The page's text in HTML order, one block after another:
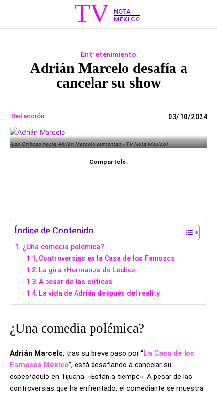
TV
NOTA
MÉXICO
Entretenimiento
Adrián Marcelo desafía a
cancelar su show
Redacción 03/10/2024
(Las Críticas hacia Adrián Marcelo aumentan / TV Nota México)
Compartelo:
Índice de Contenido
¿Una comedia polémica?
Controversias en la Casa de los Famosos
La gira «Hermanos de Leche»
A pesar de las críticas
La vida de Adrián después del reality
¿Una comedia polémica?
Adrián Marcelo, tras su breve paso por “La Casa de los
Famosos México”, está desafiando a cancelar su
espectáculo en Tijuana: «Están a tiempo». A pesar de las
controversias que ha enfrentado, el comediante se muestra